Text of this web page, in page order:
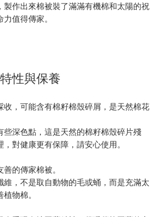
製作出來棉被裝了滿滿有機棉和太陽的祝
值得傳家。
性與保養
收，可能含有棉籽棉殼碎屑，是天然棉花
些深色點，這是天然的棉籽棉殼碎片殘
對健康更有保障，請安心使用。
的傳家棉被。
維，不是取自動物的毛或蛹，而是充滿太
物棉。